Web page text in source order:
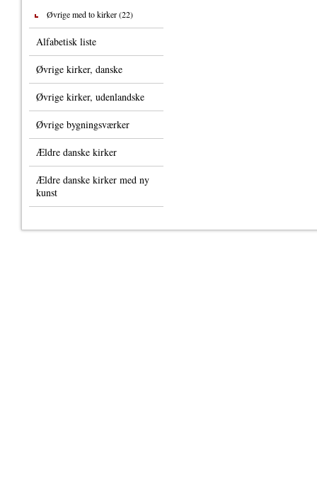
Øvrige med to kirker (22)
Alfabetisk liste
Øvrige kirker, danske
Øvrige kirker, udenlandske
Øvrige bygningsværker
Ældre danske kirker
Ældre danske kirker med ny
kunst